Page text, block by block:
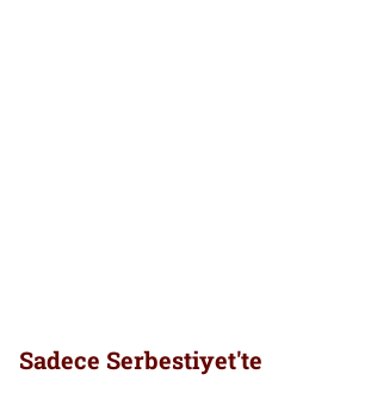
Sadece Serbestiyet'te